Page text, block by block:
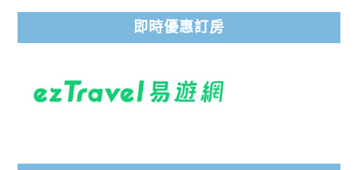
即時優惠訂房